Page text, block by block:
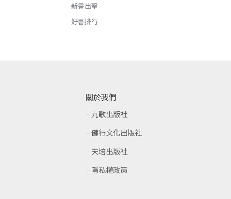
新書出擊
好書排行
關於我們
九歌出版社
健行文化出版社
天培出版社
隱私權政策